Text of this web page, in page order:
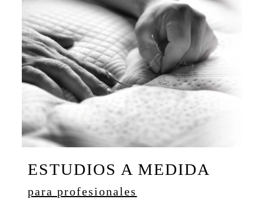
ESTUDIOS A MEDIDA
para profesionales